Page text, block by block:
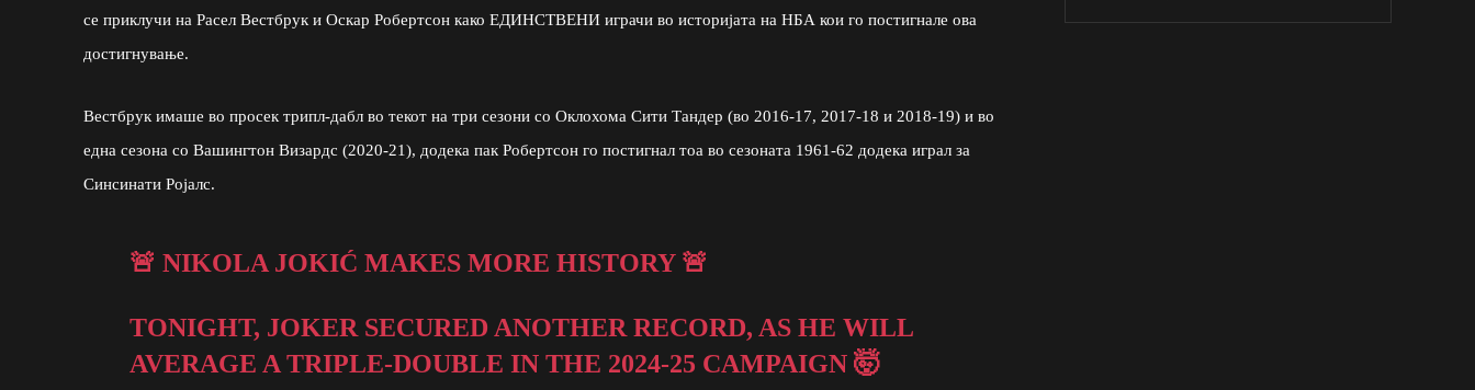
се приклучи на Расел Вестбрук и Оскар Робертсон како ЕДИНСТВЕНИ играчи во историјата на НБА кои го постигнале ова
достигнување.
Вестбрук имаше во просек трипл-дабл во текот на три сезони со Оклохома Сити Тандер (во 2016-17, 2017-18 и 2018-19) и во
една сезона со Вашингтон Визардс (2020-21), додека пак Робертсон го постигнал тоа во сезоната 1961-62 додека играл за
Синсинати Ројалс.
🚨 NIKOLA JOKIĆ MAKES MORE HISTORY 🚨
TONIGHT, JOKER SECURED ANOTHER RECORD, AS HE WILL
AVERAGE A TRIPLE-DOUBLE IN THE 2024-25 CAMPAIGN 🤯